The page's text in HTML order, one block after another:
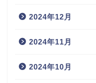
2024年12月
2024年11月
2024年10月